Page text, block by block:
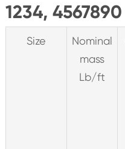
1234, 4567890
Size
Nominal
mass
Lb/ft